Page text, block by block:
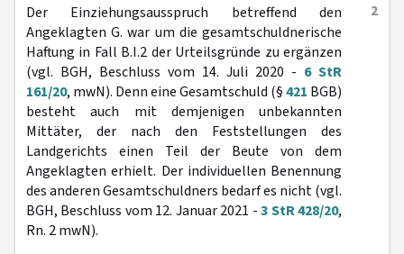
2
Der Einziehungsausspruch betreffend den
Angeklagten G. war um die gesamtschuldnerische
Haftung in Fall B.I.2 der Urteilsgründe zu ergänzen
(vgl. BGH, Beschluss vom 14. Juli 2020 - 6 StR
161/20, mwN). Denn eine Gesamtschuld (§421 BGB)
besteht auch mit demjenigen unbekannten
Mittäter, der nach den Feststellungen des
Landgerichts einen Teil der Beute von dem
Angeklagten erhielt. Der individuellen Benennung
des anderen Gesamtschuldners bedarf es nicht (vgl.
BGH, Beschluss vom 12. Januar 2021 -3 StR 428/20,
Rn. 2 mwN).